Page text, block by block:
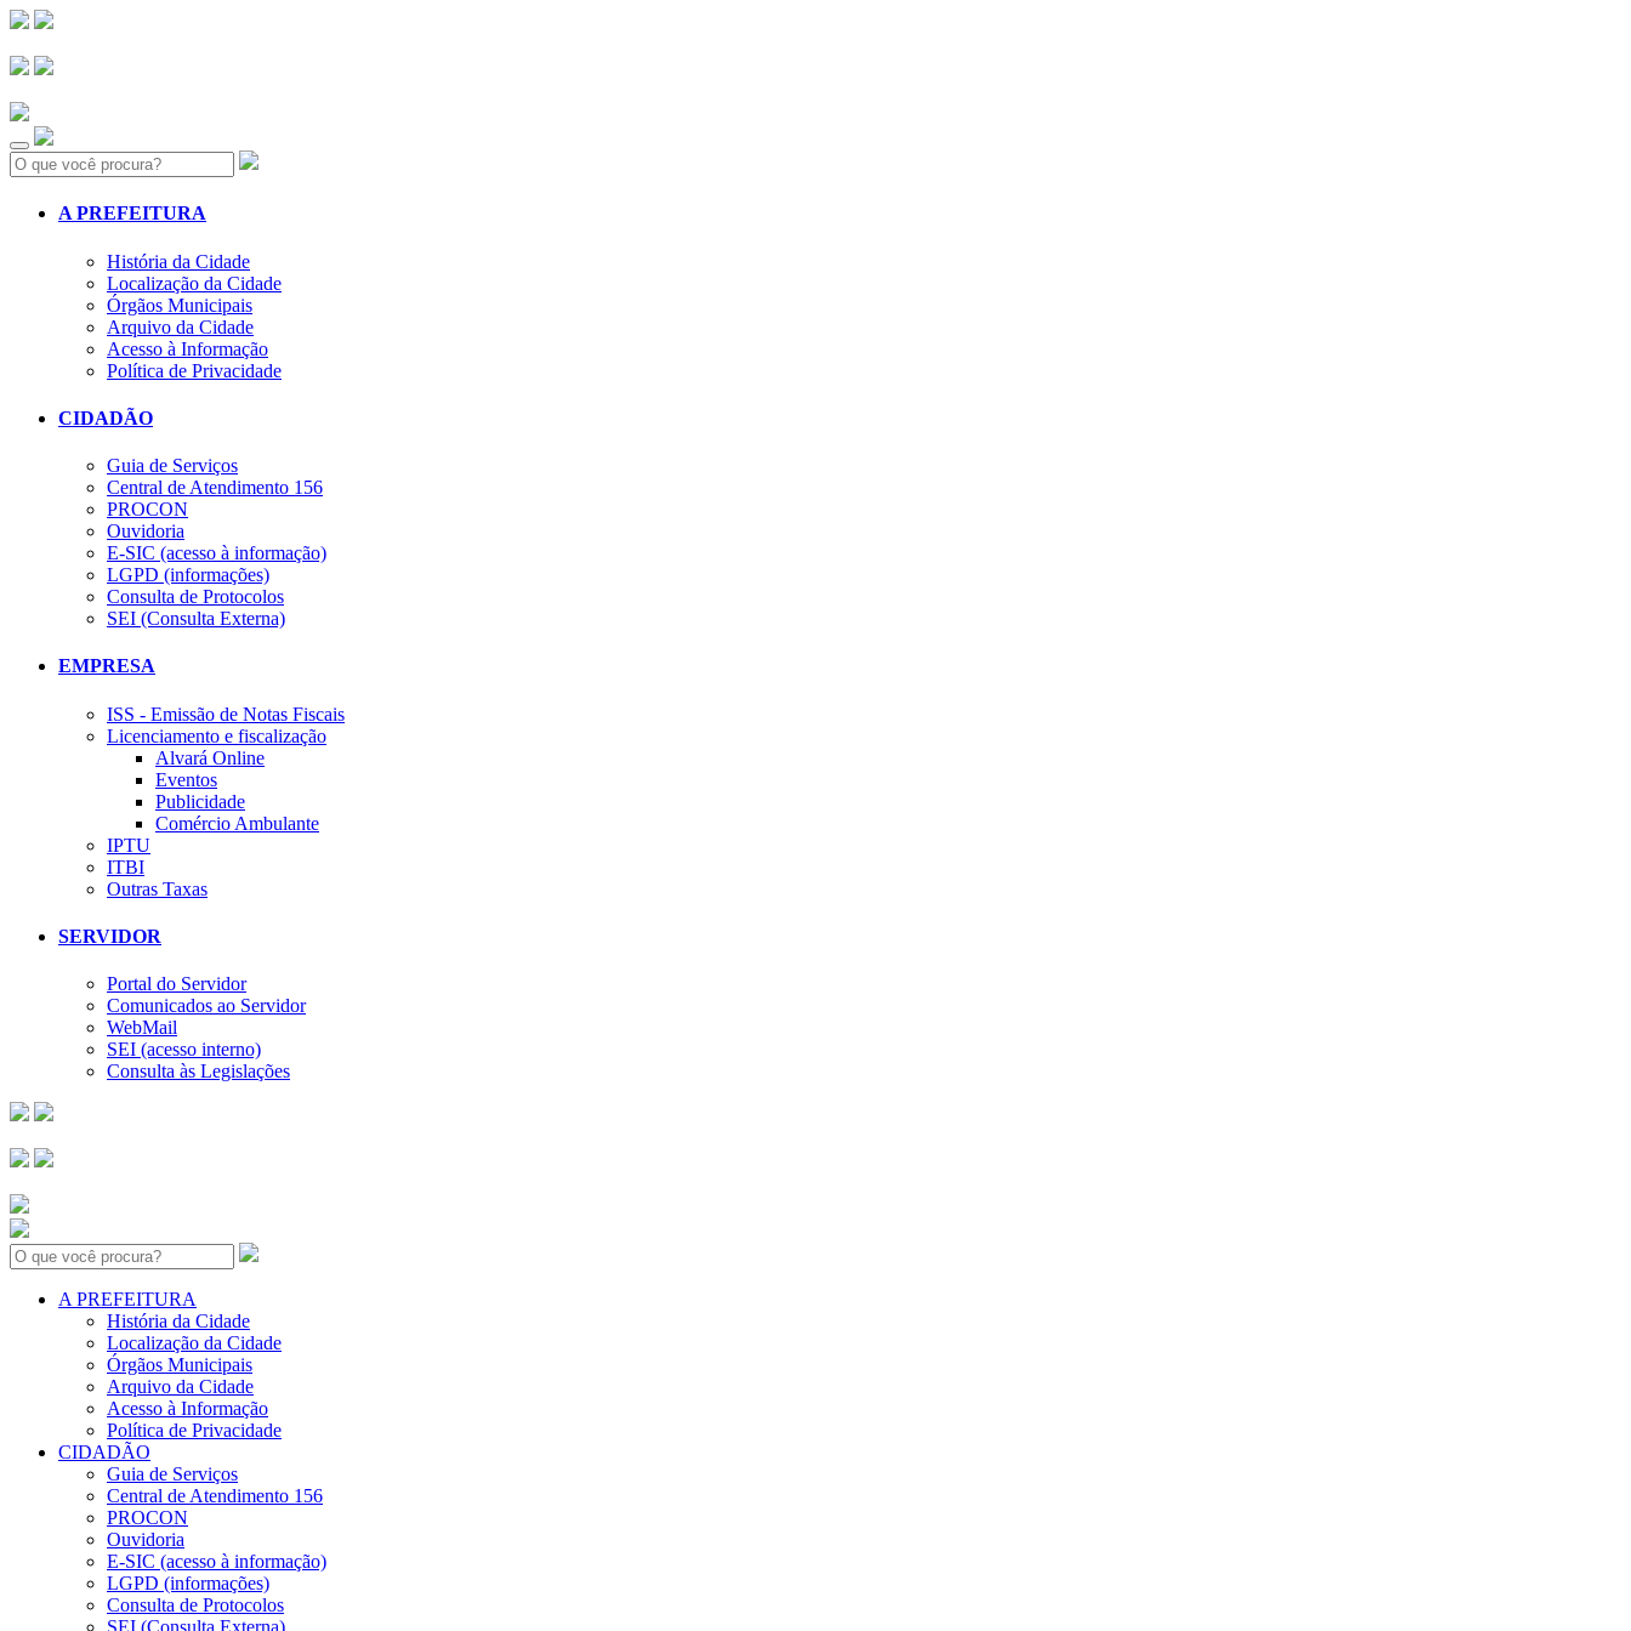
Search:
A PREFEITURA
História da Cidade
Localização da Cidade
Órgãos Municipais
Arquivo da Cidade
Acesso à Informação
Política de Privacidade
CIDADÃO
Guia de Serviços
Central de Atendimento 156
PROCON
Ouvidoria
E-SIC (acesso à informação)
LGPD (informações)
Consulta de Protocolos
SEI (Consulta Externa)
EMPRESA
ISS - Emissão de Notas Fiscais
Licenciamento e fiscalização
Alvará Online
Eventos
Publicidade
Comércio Ambulante
IPTU
ITBI
Outras Taxas
SERVIDOR
Portal do Servidor
Comunicados ao Servidor
WebMail
SEI (acesso interno)
Consulta às Legislações
Search:
A PREFEITURA
História da Cidade
Localização da Cidade
Órgãos Municipais
Arquivo da Cidade
Acesso à Informação
Política de Privacidade
CIDADÃO
Guia de Serviços
Central de Atendimento 156
PROCON
Ouvidoria
E-SIC (acesso à informação)
LGPD (informações)
Consulta de Protocolos